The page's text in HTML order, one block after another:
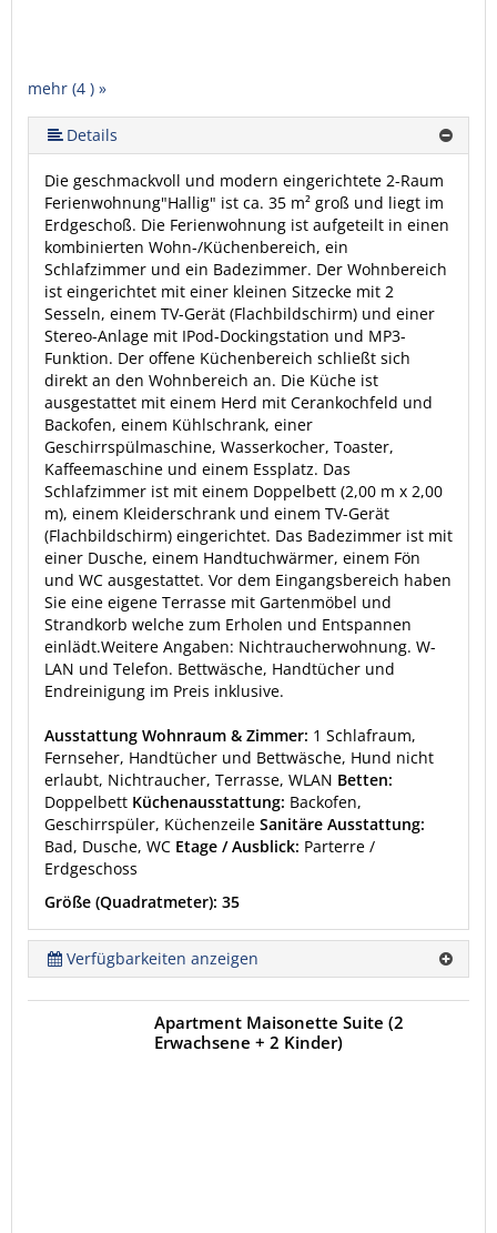
mehr (4 ) »
Details
Die geschmackvoll und modern eingerichtete 2-Raum
Ferienwohnung"Hallig" ist ca. 35 m² groß und liegt im
Erdgeschoß. Die Ferienwohnung ist aufgeteilt in einen
kombinierten Wohn-/Küchenbereich, ein
Schlafzimmer und ein Badezimmer. Der Wohnbereich
ist eingerichtet mit einer kleinen Sitzecke mit 2
Sesseln, einem TV-Gerät (Flachbildschirm) und einer
Stereo-Anlage mit IPod-Dockingstation und MP3-
Funktion. Der offene Küchenbereich schließt sich
direkt an den Wohnbereich an. Die Küche ist
ausgestattet mit einem Herd mit Cerankochfeld und
Backofen, einem Kühlschrank, einer
Geschirrspülmaschine, Wasserkocher, Toaster,
Kaffeemaschine und einem Essplatz. Das
Schlafzimmer ist mit einem Doppelbett (2,00 m x 2,00
m), einem Kleiderschrank und einem TV-Gerät
(Flachbildschirm) eingerichtet. Das Badezimmer ist mit
einer Dusche, einem Handtuchwärmer, einem Fön
und WC ausgestattet. Vor dem Eingangsbereich haben
Sie eine eigene Terrasse mit Gartenmöbel und
Strandkorb welche zum Erholen und Entspannen
einlädt.Weitere Angaben: Nichtraucherwohnung. W-
LAN und Telefon. Bettwäsche, Handtücher und
Endreinigung im Preis inklusive.
Ausstattung Wohnraum & Zimmer: 1 Schlafraum,
Fernseher, Handtücher und Bettwäsche, Hund nicht
erlaubt, Nichtraucher, Terrasse, WLAN Betten:
Doppelbett Küchenausstattung: Backofen,
Geschirrspüler, Küchenzeile Sanitäre Ausstattung:
Bad, Dusche, WC Etage / Ausblick: Parterre /
Erdgeschoss
Größe (Quadratmeter): 35
Verfügbarkeiten anzeigen
Apartment Maisonette Suite (2
Erwachsene + 2 Kinder)